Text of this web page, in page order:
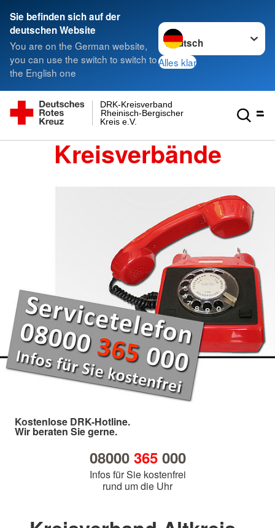
Sie befinden sich auf der
deutschen Website
You are on the German website,
you can use the switch to switch to
the English one
Sprache wechseln zu
Alles klar
Kreis e.V.
Rheinisch-Bergischer
DRK-Kreisverband
Kreisverbände
Kostenlose DRK-Hotline.
Wir beraten Sie gerne.
08000 365000
Infos für Sie kostenfrei
rund um die Uhr